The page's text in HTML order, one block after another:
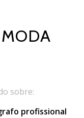
sobre:
profissional